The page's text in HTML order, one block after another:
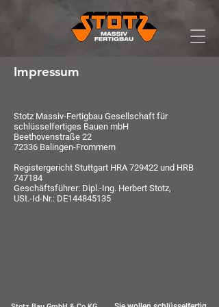
Impressum
Stotz Massiv-Fertigbau Gesellschaft für
schlüsselfertiges Bauen mbH
Beethovenstraße 22
72336 Balingen-Frommern
Registergericht Stuttgart HRA 729422 und HRB
747184
Geschäftsführer: Dipl.-Ing. Herbert Stotz,
USt.-Id-Nr.: DE144845135